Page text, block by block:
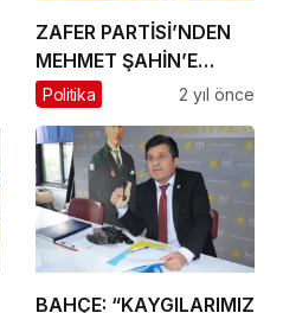
ZAFER PARTİSİ’NDEN
MEHMET ŞAHİN’E
ADAYLIK TEKLİFİ!
Politika 2 yıl önce
BAHÇE: “KAYGILARIMIZ